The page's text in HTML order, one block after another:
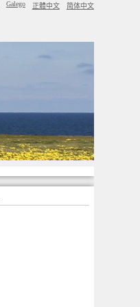
Galego 正體中文 简体中文